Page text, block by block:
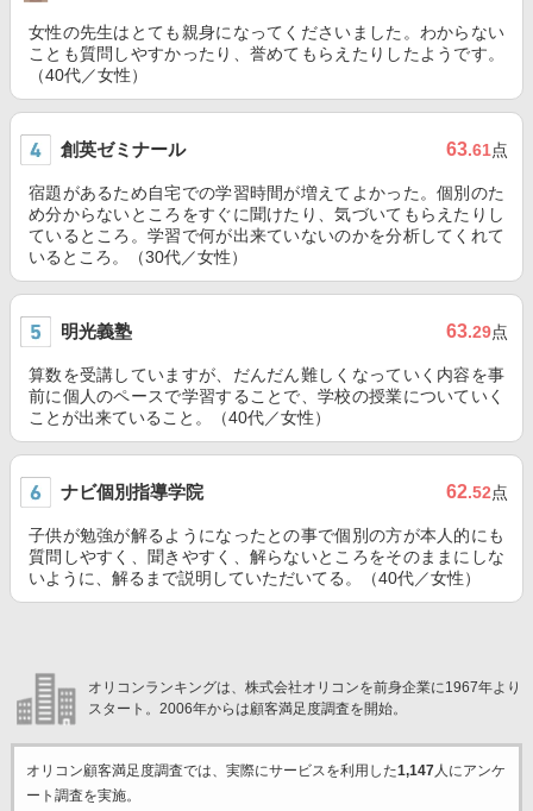
女性の先生はとても親身になってくださいました。わからない
ことも質問しやすかったり、誉めてもらえたりしたようです。
（40代／女性）
創英ゼミナール 63.61点
宿題があるため自宅での学習時間が増えてよかった。個別のた
め分からないところをすぐに聞けたり、気づいてもらえたりし
ているところ。学習で何が出来ていないのかを分析してくれて
いるところ。（30代／女性）
明光義塾 63.29点
算数を受講していますが、だんだん難しくなっていく内容を事
前に個人のペースで学習することで、学校の授業についていく
ことが出来ていること。（40代／女性）
ナビ個別指導学院 62.52点
子供が勉強が解るようになったとの事で個別の方が本人的にも
質問しやすく、聞きやすく、解らないところをそのままにしな
いように、解るまで説明していただいてる。（40代／女性）
オリコンランキングは、株式会社オリコンを前身企業に1967年より
スタート。2006年からは顧客満足度調査を開始。
オリコン顧客満足度調査では、実際にサービスを利用した1,147人にアンケ
ート調査を実施。